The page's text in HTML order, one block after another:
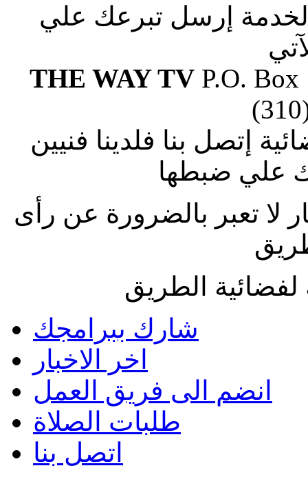
إرسل تبرعك علي
THE WAY TVP.O. Box
إتصل بنا فلدينا فنيين
علي ضبطها
لا تعبر بالضرورة عن رأى
الطريق
شارك ببرامجك
اخر الاخبار
انضم الى فريق العمل
طلبات الصلاة
اتصل بنا